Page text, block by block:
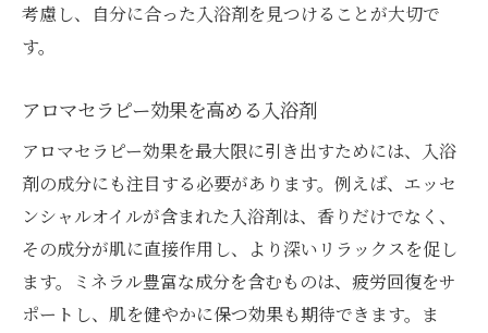
ミネラルバスソルトの利点
ラベンダー香る入浴剤で心地よい眠りへの誘い
ラベンダーがもたらす安眠効果
快眠を促すラベンダーの使い方
日々の緊張を解きほぐす香り
心地よい眠りのための夜のルーティン
ラベンダーの香りが導くリラクゼーション
考慮し、自分に合った入浴剤を見つけることが大切で
す。
アロマセラピー効果を高める入浴剤
アロマセラピー効果を最大限に引き出すためには、入浴
剤の成分にも注目する必要があります。例えば、エッセ
ンシャルオイルが含まれた入浴剤は、香りだけでなく、
その成分が肌に直接作用し、より深いリラックスを促し
ます。ミネラル豊富な成分を含むものは、疲労回復をサ
ポートし、肌を健やかに保つ効果も期待できます。ま